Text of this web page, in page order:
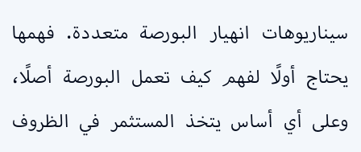
سيناريوهات انهيار البورصة متعددة. فهمها
يحتاج أولًا لفهم كيف تعمل البورصة أصلًا،
وعلى أي أساس يتخذ المستثمر في الظروف